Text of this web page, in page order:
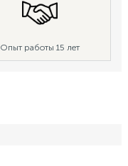
Опыт работы 15 лет